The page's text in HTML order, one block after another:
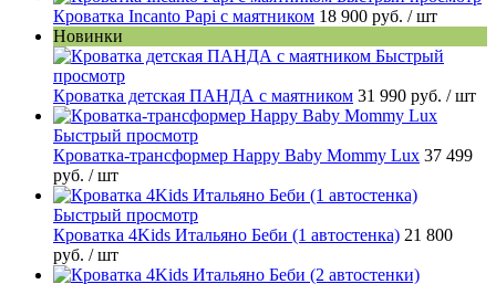
Кроватка Incanto Papi с маятником 18 900 руб. / шт
Новинки
Быстрый
просмотр
Кроватка детская ПАНДА с маятником 31 990 руб. / шт
Быстрый просмотр
Кроватка-трансформер Happy Baby Mommy Lux 37 499
руб. / шт
Быстрый просмотр
Кроватка 4Kids Итальяно Беби (1 автостенка) 21 800
руб. / шт